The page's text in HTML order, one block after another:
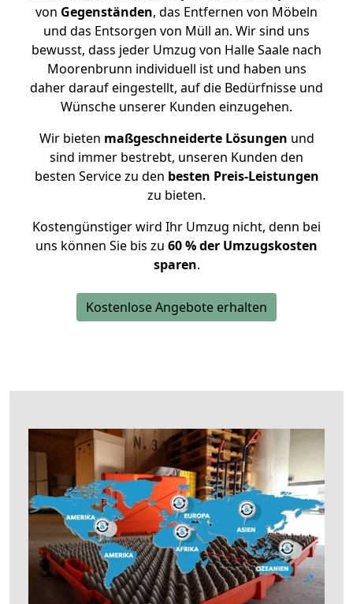
von Gegenständen, das Entfernen von Möbeln
und das Entsorgen von Müll an. Wir sind uns
bewusst, dass jeder Umzug von Halle Saale nach
Moorenbrunn individuell ist und haben uns
daher darauf eingestellt, auf die Bedürfnisse und
Wünsche unserer Kunden einzugehen.
Wir bieten maßgeschneiderte Lösungen und
sind immer bestrebt, unseren Kunden den
besten Service zu den besten Preis-Leistungen
zu bieten.
Kostengünstiger wird Ihr Umzug nicht, denn bei
uns können Sie bis zu 60 % der Umzugskosten
sparen.
Kostenlose Angebote erhalten